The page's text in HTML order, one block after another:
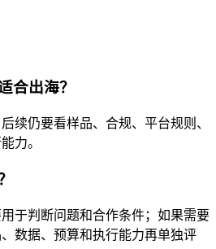
合出海？
续仍要看样品、合规、平台规则、
力。
于判断问题和合作条件；如果需要
数据、预算和执行能力再单独评